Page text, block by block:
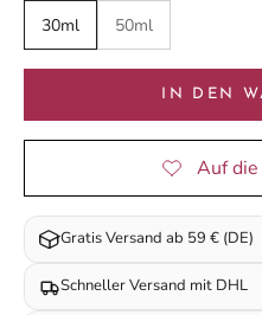
30ml
50ml
IN DEN
Gratis Versand ab 59 € (DE)
Schneller Versand mit DHL